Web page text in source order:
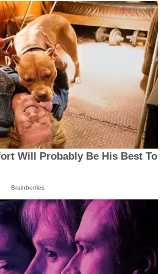
Will Probably Be His Best To
Brainberries